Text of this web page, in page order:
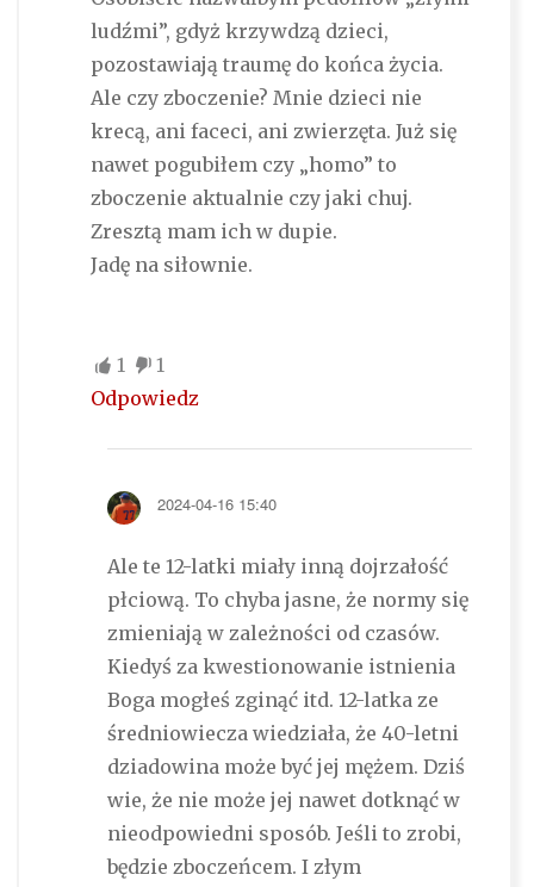
ludźmi”, gdyż krzywdzą dzieci,
pozostawiają traumę do końca życia.
Ale czy zboczenie? Mnie dzieci nie
krecą, ani faceci, ani zwierzęta. Już się
nawet pogubiłem czy „homo” to
zboczenie aktualnie czy jaki chuj.
Zresztą mam ich w dupie.
Jadę na siłownie.
1
1
Odpowiedz
2024-04-16 15:40
Ale te 12-latki miały inną dojrzałość
płciową. To chyba jasne, że normy się
zmieniają w zależności od czasów.
Kiedyś za kwestionowanie istnienia
Boga mogłeś zginąć itd. 12-latka ze
średniowiecza wiedziała, że 40-letni
dziadowina może być jej mężem. Dziś
wie, że nie może jej nawet dotknąć w
nieodpowiedni sposób. Jeśli to zrobi,
będzie zboczeńcem. I złym